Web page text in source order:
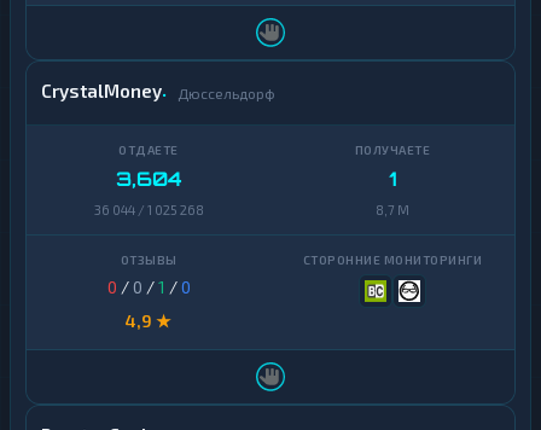
CrystalMoney Дюссельдорф
3,604
36 044 / 1 025 268
1
8,7 M
0 / 0 /1 /0
4,9 ★